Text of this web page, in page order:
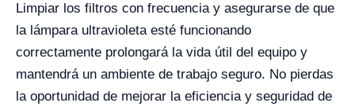
Limpiar los filtros con frecuencia y asegurarse de que
la lámpara ultravioleta esté funcionando
correctamente prolongará la vida útil del equipo y
mantendrá un ambiente de trabajo seguro. No pierdas
la oportunidad de mejorar la eficiencia y seguridad de